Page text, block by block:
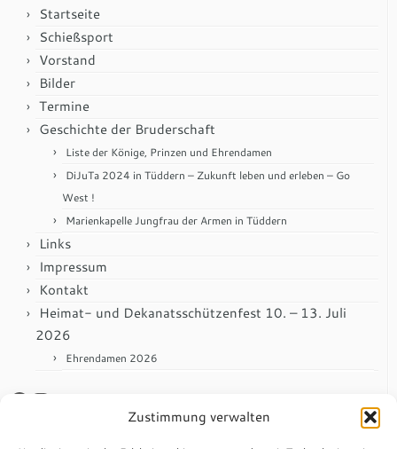
Zustimmung verwalten
Startseite
Schießsport
Vorstand
Bilder
Termine
Geschichte der Bruderschaft
Liste der Könige, Prinzen und Ehrendamen
DiJuTa 2024 in Tüddern – Zukunft leben und erleben – Go
West !
Marienkapelle Jungfrau der Armen in Tüddern
Links
Impressum
Kontakt
Heimat- und Dekanatsschützenfest 10. – 13. Juli
2026
Ehrendamen 2026
Facebook
Instagram